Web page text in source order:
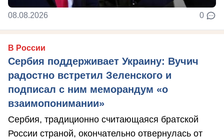
08.08.2026 0
В России
Сербия поддерживает Украину: Вучич
радостно встретил Зеленского и
подписал с ним меморандум «о
взаимопонимании»
Сербия, традиционно считающаяся братской
России страной, окончательно отвернулась от